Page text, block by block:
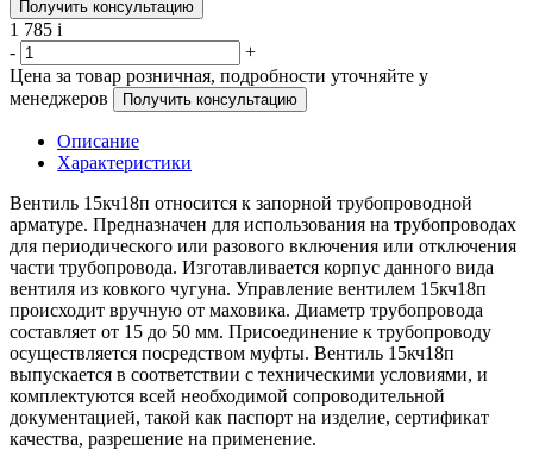
Получить консультацию
1 785 i
-
+
Цена за товар розничная, подробности уточняйте у
менеджеров
Получить консультацию
Описание
Характеристики
Вентиль 15кч18п относится к запорной трубопроводной
арматуре. Предназначен для использования на трубопроводах
для периодического или разового включения или отключения
части трубопровода. Изготавливается корпус данного вида
вентиля из ковкого чугуна. Управление вентилем 15кч18п
происходит вручную от маховика. Диаметр трубопровода
составляет от 15 до 50 мм. Присоединение к трубопроводу
осуществляется посредством муфты. Вентиль 15кч18п
выпускается в соответствии с техническими условиями, и
комплектуются всей необходимой сопроводительной
документацией, такой как паспорт на изделие, сертификат
качества, разрешение на применение.